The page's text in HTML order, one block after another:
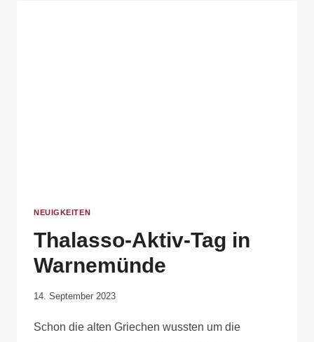
NEUIGKEITEN
Thalasso-Aktiv-Tag in
Warnemünde
Von
Justh
14. September 2023
Schon die alten Griechen wussten um die